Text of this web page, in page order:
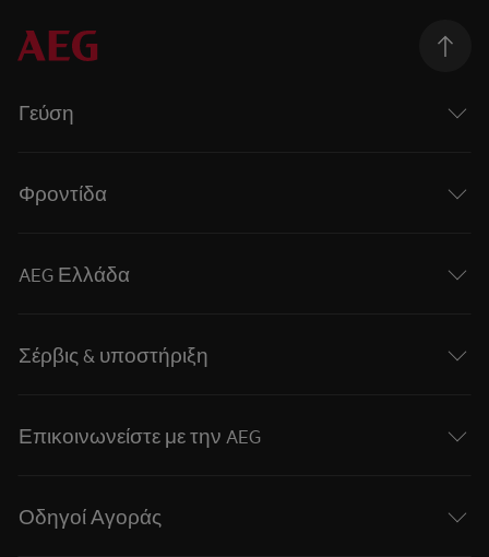
Γεύση
Φροντίδα
AEG Ελλάδα
Σέρβις & υποστήριξη
Επικοινωνείστε με την AEG
Οδηγοί Αγοράς